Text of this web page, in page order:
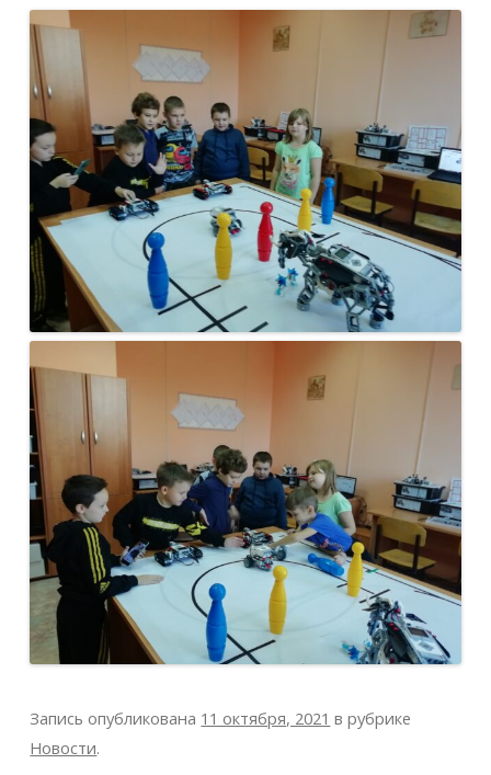
Запись опубликована 11 октября, 2021 в рубрике
Новости.